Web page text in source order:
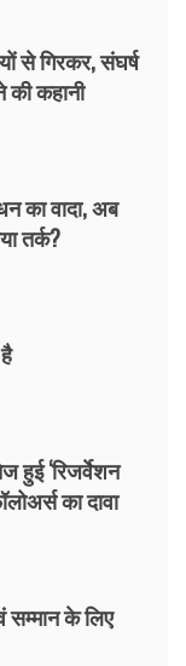
से गिरकर, संघर्ष
कहानी
का वादा, अब
तर्क?
हुई ‘रिजर्वेशन
का दावा
सम्मान के लिए